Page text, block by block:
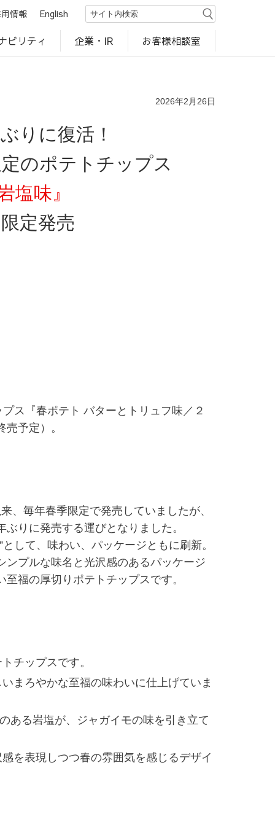
情報 English
ビリティ 企業・IR お客様相談室
2026年2月26日
りに復活！
のポテトチップス
塩味』
定発売
ス『春ポテト バターとトリュフ味／２
予定）。
毎年春季限定で発売していましたが、
りに発売する運びとなりました。
して、味わい、パッケージともに刷新。
プルな味名と光沢感のあるパッケージ
福の厚切りポテトチップスです。
チップスです。
まろやかな至福の味わいに仕上げていま
ある岩塩が、ジャガイモの味を引き立て
を表現しつつ春の雰囲気を感じるデザイ